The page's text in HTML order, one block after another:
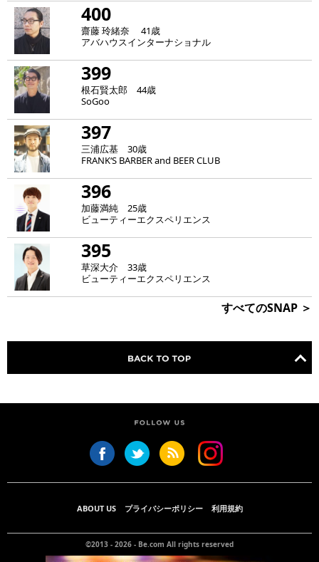
400
齋藤 玲緒奈 41歳
アバハウスインターナショナル
399
根石賢太郎 44歳
SoGoo
397
三浦広基 30歳
FRANK‘S BARBER and BEER CLUB
396
加藤満純 25歳
ビューティーエクスペリエンス
395
草深大介 33歳
ビューティーエクスペリエンス
すべてのSNAP ＞
ABOUT US プライバシーポリシー 利用規約
©2013 - 2026 - Be.com All rights reserved